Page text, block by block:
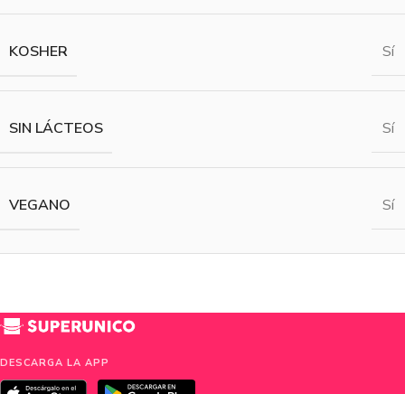
KOSHER Sí
SIN LÁCTEOS Sí
VEGANO Sí
DESCARGA LA APP